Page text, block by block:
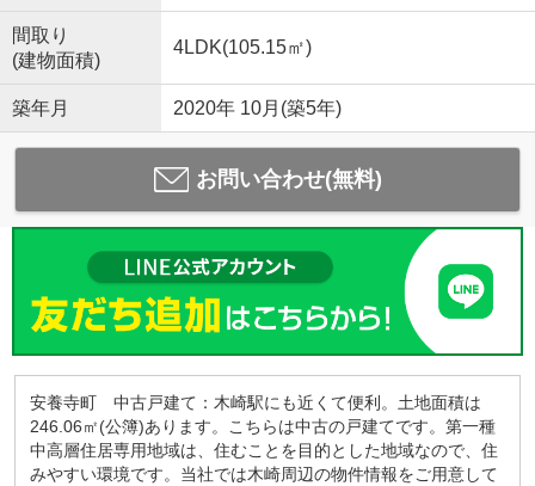
間取り
(建物面積)
4LDK(105.15㎡)
築年月 2020年 10月(築5年)
お問い合わせ(無料)
安養寺町 中古戸建て：木崎駅にも近くて便利。土地面積は
246.06㎡(公簿)あります。こちらは中古の戸建てです。第一種
中高層住居専用地域は、住むことを目的とした地域なので、住
みやすい環境です。当社では木崎周辺の物件情報をご用意して